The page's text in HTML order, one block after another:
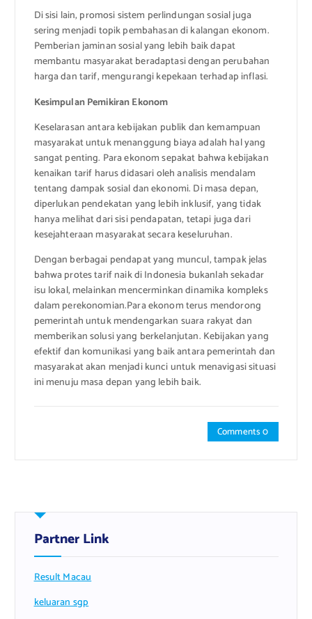
Di sisi lain, promosi sistem perlindungan sosial juga
sering menjadi topik pembahasan di kalangan ekonom.
Pemberian jaminan sosial yang lebih baik dapat
membantu masyarakat beradaptasi dengan perubahan
harga dan tarif, mengurangi kepekaan terhadap inflasi.
Kesimpulan Pemikiran Ekonom
Keselarasan antara kebijakan publik dan kemampuan
masyarakat untuk menanggung biaya adalah hal yang
sangat penting. Para ekonom sepakat bahwa kebijakan
kenaikan tarif harus didasari oleh analisis mendalam
tentang dampak sosial dan ekonomi. Di masa depan,
diperlukan pendekatan yang lebih inklusif, yang tidak
hanya melihat dari sisi pendapatan, tetapi juga dari
kesejahteraan masyarakat secara keseluruhan.
Dengan berbagai pendapat yang muncul, tampak jelas
bahwa protes tarif naik di Indonesia bukanlah sekadar
isu lokal, melainkan mencerminkan dinamika kompleks
dalam perekonomian.Para ekonom terus mendorong
pemerintah untuk mendengarkan suara rakyat dan
memberikan solusi yang berkelanjutan. Kebijakan yang
efektif dan komunikasi yang baik antara pemerintah dan
masyarakat akan menjadi kunci untuk menavigasi situasi
ini menuju masa depan yang lebih baik.
Comments 0
Partner Link
Result Macau
keluaran sgp